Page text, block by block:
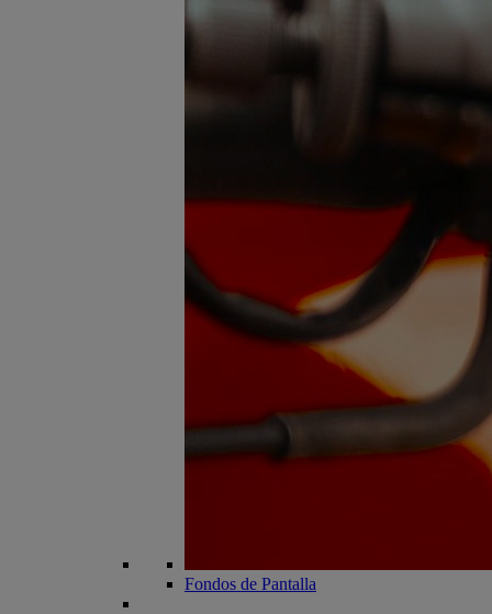
Fondos de Pantalla